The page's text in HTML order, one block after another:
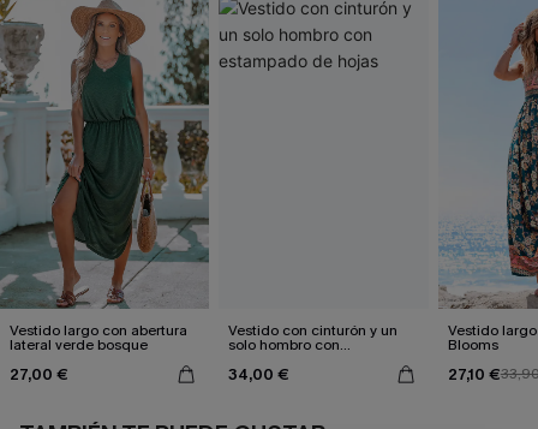
Vestido largo con abertura
lateral verde bosque
27,00 €
Vestido con cinturón y un
solo hombro con
34,00 €
Vestido
Blooms
27,10 €